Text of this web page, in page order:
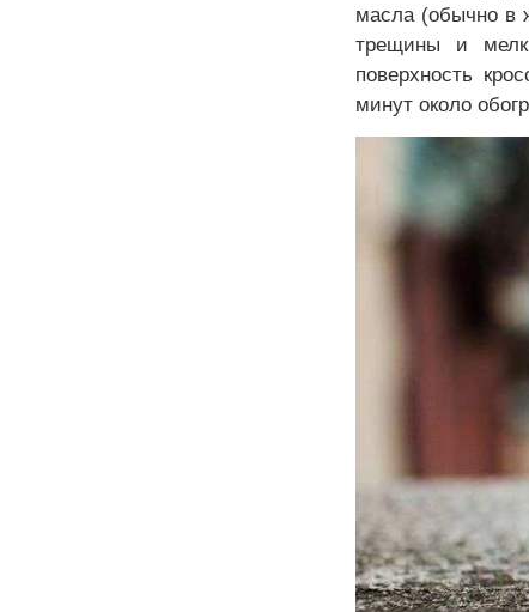
масла (обычно в
трещины и
поверхность
минут около